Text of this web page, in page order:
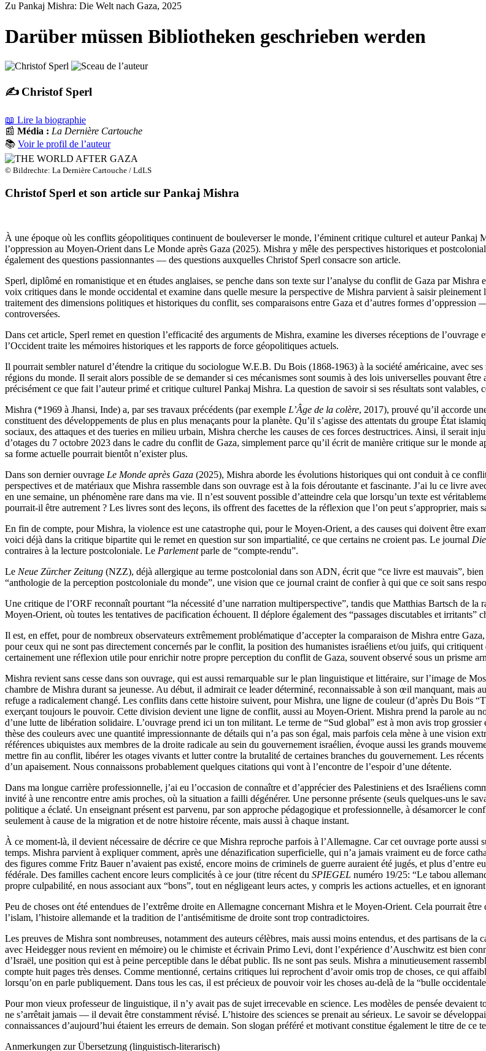
Zu Pankaj Mishra: Die Welt nach Gaza, 2025
Darüber müssen Bibliotheken geschrieben werden
✍️ Christof Sperl
📖 Lire la biographie
📰 Média : La Dernière Cartouche
📚 Voir le profil de l’auteur
© Bildrechte: La Dernière Cartouche / LdLS
Christof Sperl et son article sur Pankaj Mishra
À une époque où les conflits géopolitiques continuent de bouleverser le monde, l’éminent critique culturel et auteur Pankaj
l’oppression au Moyen-Orient dans Le Monde après Gaza (2025). Mishra y mêle des perspectives historiques et
également des questions passionnantes — des questions auxquelles Christof Sperl consacre son article.
Sperl, diplômé en romanistique et en études anglaises, se penche dans son texte sur l’analyse du conflit de Gaza par
voix critiques dans le monde occidental et examine dans quelle mesure la perspective de Mishra parvient à saisir
traitement des dimensions politiques et historiques du conflit, ses comparaisons entre Gaza et d’autres formes
controversées.
Dans cet article, Sperl remet en question l’efficacité des arguments de Mishra, examine les diverses réceptions de
l’Occident traite les mémoires historiques et les rapports de force géopolitiques actuels.
Il pourrait sembler naturel d’étendre la critique du sociologue W.E.B. Du Bois (1868-1963) à la société américaine, avec ses
régions du monde. Il serait alors possible de se demander si ces mécanismes sont soumis à des lois universelles pouvant
précisément ce que fait l’auteur primé et critique culturel Pankaj Mishra. La question de savoir si ses résultats sont
Mishra (*1969 à Jhansi, Inde) a, par ses travaux précédents (par exemple L’Âge de la colère, 2017), prouvé qu’il accorde
constituent des développements de plus en plus menaçants pour la planète. Qu’il s’agisse des attentats du groupe État
sociaux, des attaques et des tueries en milieu urbain, Mishra cherche les causes de ces forces destructrices. Ainsi, il serait
d’otages du 7 octobre 2023 dans le cadre du conflit de Gaza, simplement parce qu’il écrit de manière critique sur le monde
sa forme actuelle pourrait bientôt n’exister plus.
Dans son dernier ouvrage Le Monde après Gaza (2025), Mishra aborde les évolutions historiques qui ont conduit à ce
perspectives et de matériaux que Mishra rassemble dans son ouvrage est à la fois déroutante et fascinante. J’ai lu ce livre
en une semaine, un phénomène rare dans ma vie. Il n’est souvent possible d’atteindre cela que lorsqu’un texte est
pourrait-il être autrement ? Les livres sont des leçons, ils offrent des facettes de la réflexion que l’on peut s’approprier, mais
En fin de compte, pour Mishra, la violence est une catastrophe qui, pour le Moyen-Orient, a des causes qui doivent être
voici déjà dans la critique bipartite qui le remet en question sur son impartialité, ce que certains ne croient pas. Le journal
contraires à la lecture postcoloniale. Le Parlementparle de “compte-rendu”.
Le Neue Zürcher Zeitung (NZZ), déjà allergique au terme postcolonial dans son ADN, écrit que “ce livre est mauvais”,
“anthologie de la perception postcoloniale du monde”, une vision que ce journal craint de confier à qui que ce soit sans
Une critique de l’ORF reconnaît pourtant “la nécessité d’une narration multiperspective”, tandis que Matthias Bartsch de
Moyen-Orient, où toutes les tentatives de pacification échouent. Il déplore également des “passages discutables et irritants”
Il est, en effet, pour de nombreux observateurs extrêmement problématique d’accepter la comparaison de Mishra entre
pour ceux qui ne sont pas directement concernés par le conflit, la position des humanistes israéliens et/ou juifs, qui
certainement une réflexion utile pour enrichir notre propre perception du conflit de Gaza, souvent observé sous un prisme
Mishra revient sans cesse dans son ouvrage, qui est aussi remarquable sur le plan linguistique et littéraire, sur l’image de
chambre de Mishra durant sa jeunesse. Au début, il admirait ce leader déterminé, reconnaissable à son œil manquant, mais
refuge a radicalement changé. Les conflits dans cette histoire suivent, pour Mishra, une ligne de couleur (d’après Du Bois
exerçant toujours le pouvoir. Cette division devient une ligne de conflit, aussi au Moyen-Orient. Mishra prend la parole au
d’une lutte de libération solidaire. L’ouvrage prend ici un ton militant. Le terme de “Sud global” est à mon avis trop
thèse des couleurs avec une quantité impressionnante de détails qui n’a pas son égal, mais parfois cela mène à une vision
références ubiquistes aux membres de la droite radicale au sein du gouvernement israélien, évoque aussi les grands
mettre fin au conflit, libérer les otages vivants et lutter contre la brutalité de certaines branches du gouvernement. Les
d’un apaisement. Nous connaissons probablement quelques citations qui vont à l’encontre de l’espoir d’une détente.
Dans ma longue carrière professionnelle, j’ai eu l’occasion de connaître et d’apprécier des Palestiniens et des Israéliens
invité à une rencontre entre amis proches, où la situation a failli dégénérer. Une personne présente (seuls quelques-uns le
politique a éclaté. Un enseignant présent est parvenu, par son approche pédagogique et professionnelle, à désamorcer le
seulement à cause de la migration et de notre histoire récente, mais aussi à chaque instant.
À ce moment-là, il devient nécessaire de décrire ce que Mishra reproche parfois à l’Allemagne. Car cet ouvrage porte
temps. Mishra parvient à expliquer comment, après une dénazification superficielle, qui n’a jamais vraiment eu de force
des figures comme Fritz Bauer n’avaient pas existé, encore moins de criminels de guerre auraient été jugés, et plus
fédérale. Des familles cachent encore leurs complicités à ce jour (titre récent du SPIEGEL numéro 19/25: “Le tabou
propre culpabilité, en nous associant aux “bons”, tout en négligeant leurs actes, y compris les actions actuelles, et en
Peu de choses ont été entendues de l’extrême droite en Allemagne concernant Mishra et le Moyen-Orient. Cela pourrait
l’islam, l’histoire allemande et la tradition de l’antisémitisme de droite sont trop contradictoires.
Les preuves de Mishra sont nombreuses, notamment des auteurs célèbres, mais aussi moins entendus, et des partisans de
avec Heidegger nous revient en mémoire) ou le chimiste et écrivain Primo Levi, dont l’expérience d’Auschwitz est bien
d’Israël, une position qui est à peine perceptible dans le débat public. Ils ne sont pas seuls. Mishra a minutieusement
compte huit pages très denses. Comme mentionné, certains critiques lui reprochent d’avoir omis trop de choses, ce qui
lorsqu’on en parle publiquement. Dans tous les cas, il est précieux de pouvoir voir les choses au-delà de la “bulle
Pour mon vieux professeur de linguistique, il n’y avait pas de sujet irrecevable en science. Les modèles de pensée
ne s’arrêtait jamais — il devait être constamment révisé. L’histoire des sciences se prenait au sérieux. Le savoir se
connaissances d’aujourd’hui étaient les erreurs de demain. Son slogan préféré et motivant constitue également le titre de ce
Anmerkungen zur Übersetzung (linguistisch-literarisch)